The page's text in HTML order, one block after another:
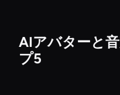
AIアバターと
プ5